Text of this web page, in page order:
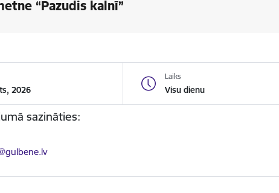
“Pazudis kalnī”
2026
Laiks
Visu dienu
sazināties: